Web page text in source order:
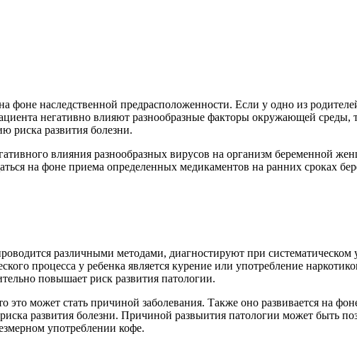
наследственной предрасположенности. Если у одно из
негативно влияют разнообразные факторы окружающей
риска развития болезни.
влияния разнообразных вирусов на организм беременной
на фоне приема определенных медикаментов на ранних сроках
различными методами, диагностируют при
процесса у ребенка является курение или употребление
повышает риск развития патологии.
может стать причиной заболевания. Также оно развивается на
развития болезни. Причиной развыития патологии может быть
употреблении кофе.